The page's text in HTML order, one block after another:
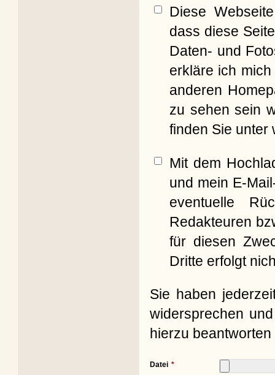
Diese
dass diese
Daten- und
erkläre ich
anderen
zu sehen sein
finden Sie unter
Mit dem
und mein E-
eventuelle
Redakteuren
für diesen
Dritte erfolgt
Sie haben
widersprechen
hierzu
Datei